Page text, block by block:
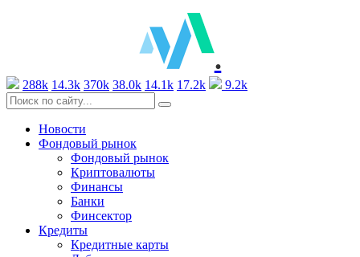
.
288k 14.3k 370k 38.0k 14.1k 17.2k 9.2k
Новости
Фондовый рынок
Фондовый рынок
Криптовалюты
Финансы
Банки
Финсектор
Кредиты
Кредитные карты